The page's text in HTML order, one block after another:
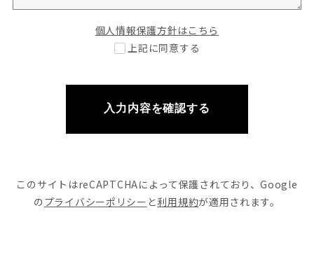
個人情報保護方針はこちら
上記に同意する
入力内容を確認する
このサイトはreCAPTCHAによって保護されており、Google
の プライバシーポリシー と利用規約が適用されます。